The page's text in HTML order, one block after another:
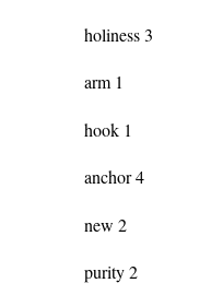
holiness 3
arm 1
hook 1
anchor 4
new 2
purity 2